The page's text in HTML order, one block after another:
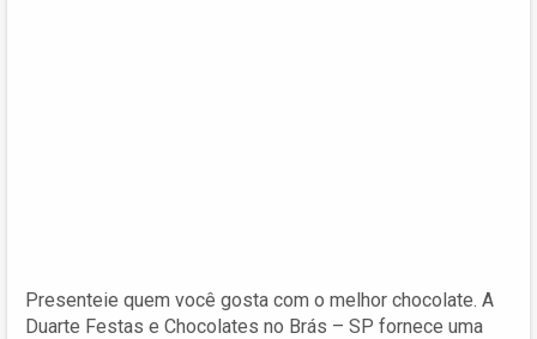
Presenteie quem você gosta com o melhor chocolate. A
Duarte Festas e Chocolates no Brás – SP fornece uma